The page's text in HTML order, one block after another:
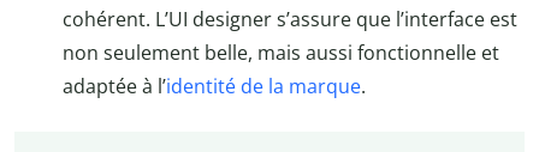
cohérent. L’UI designer s’assure que l’interface est
non seulement belle, mais aussi fonctionnelle et
adaptée à l’identité de la marque.